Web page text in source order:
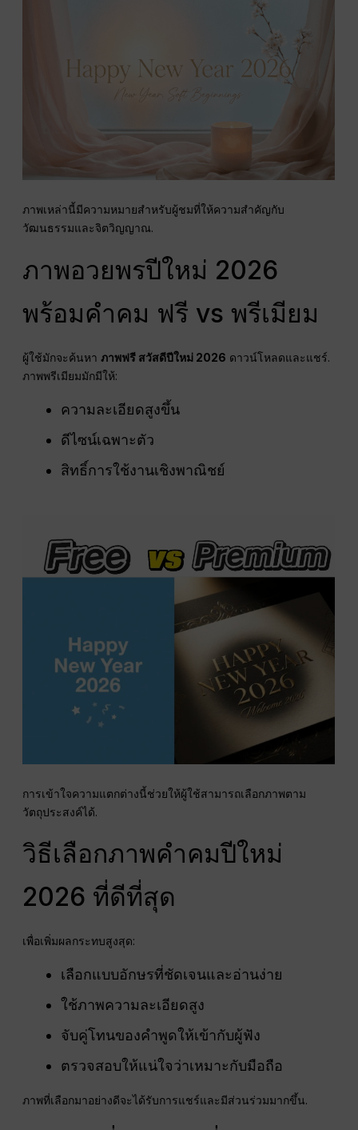
ภาพเหล่านี้มีความหมายสำหรับผู้ชมที่ให้ความสำคัญกับ
วัฒนธรรมและจิตวิญญาณ.
ภาพอวยพรปีใหม่ 2026
พร้อมคำคม ฟรี vs พรีเมียม
ผู้ใช้มักจะค้นหาภาพฟรี สวัสดีปีใหม่ 2026 ดาวน์โหลดและแชร์.
ภาพพรีเมียมมักมีให้:
ความละเอียดสูงขึ้น
ดีไซน์เฉพาะตัว
สิทธิ์การใช้งานเชิงพาณิชย์
การเข้าใจความแตกต่างนี้ช่วยให้ผู้ใช้สามารถเลือกภาพตาม
วัตถุประสงค์ได้.
วิธีเลือกภาพคำคมปีใหม่
2026 ที่ดีที่สุด
เพื่อเพิ่มผลกระทบสูงสุด:
เลือกแบบอักษรที่ชัดเจนและอ่านง่าย
ใช้ภาพความละเอียดสูง
จับคู่โทนของคำพูดให้เข้ากับผู้ฟัง
ตรวจสอบให้แน่ใจว่าเหมาะกับมือถือ
ภาพที่เลือกมาอย่างดีจะได้รับการแชร์และมีส่วนร่วมมากขึ้น.